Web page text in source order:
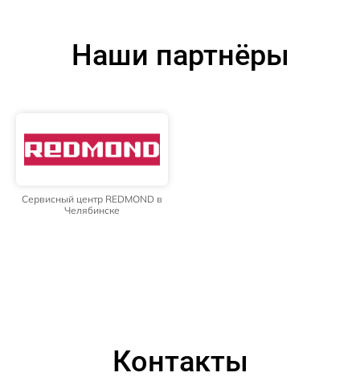
Наши партнёры
Сервисный центр REDMOND в
Челябинске
Контакты